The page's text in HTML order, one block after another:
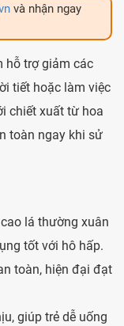
và nhận ngay
hỗ trợ giảm các
tiết hoặc làm việc
chiết xuất từ hoa
toàn ngay khi sử
lá thường xuân
tốt với hô hấp.
toàn, hiện đại đạt
giúp trẻ dễ uống